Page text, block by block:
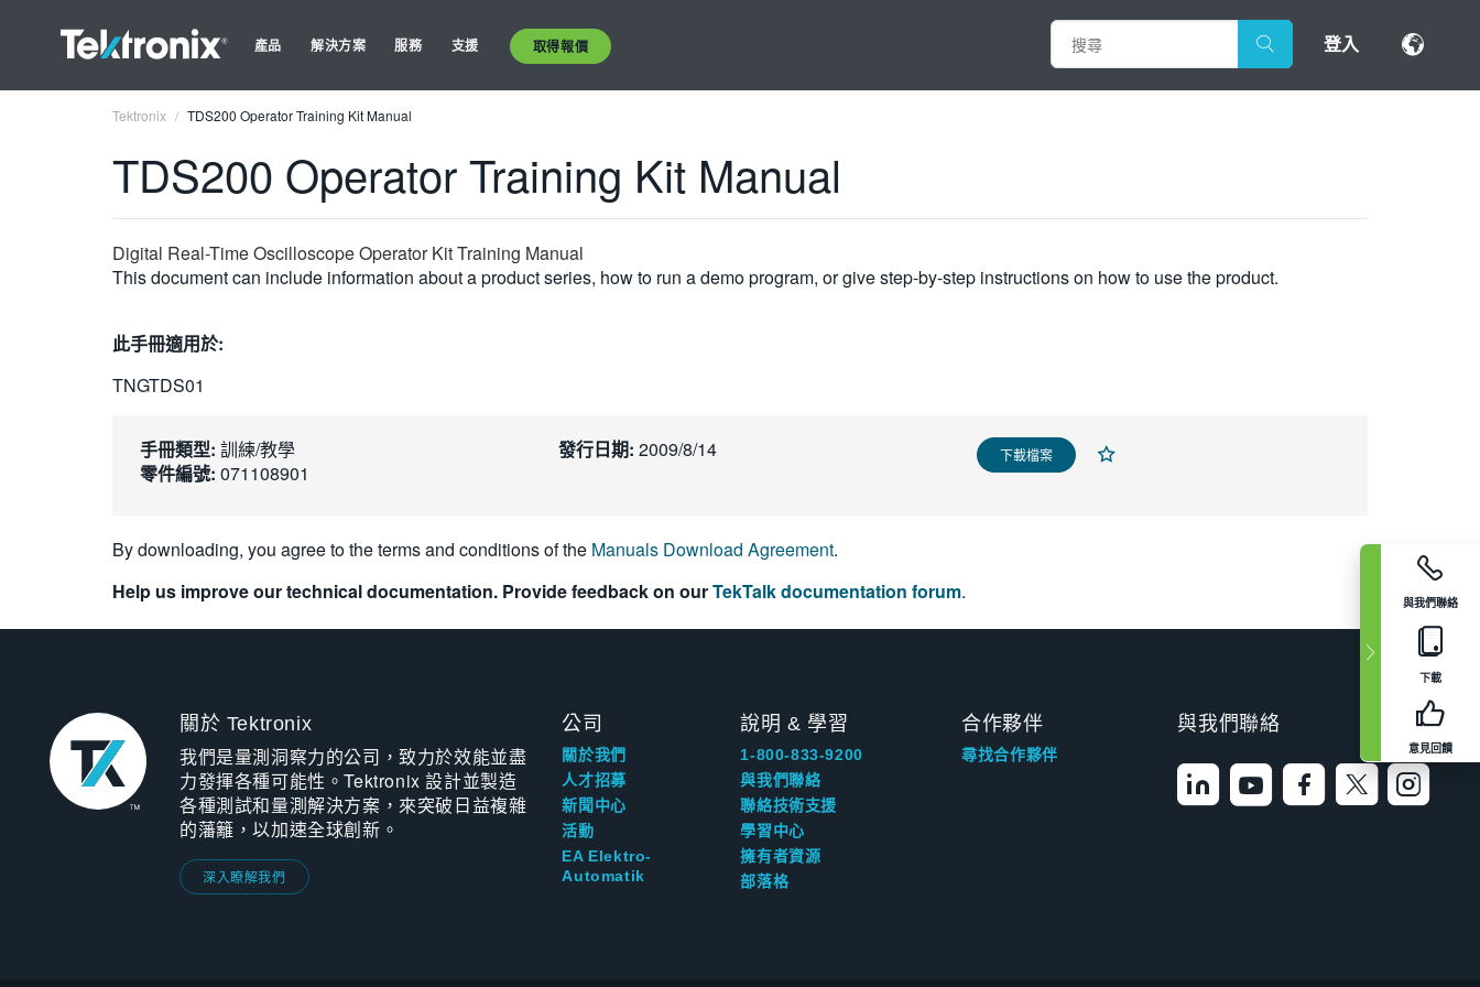
產品 解決方案 服務 支援 取得報價 登入
與我們聯絡
下載
意見回饋
Tektronix TDS200 Operator Training Kit Manual
TDS200 Operator Training Kit Manual
Digital Real-Time Oscilloscope Operator Kit Training Manual
This document can include information about a product series, how to run a demo program, or give step-by-step instructions on how to use the product.
此手冊適用於:
TNGTDS01
手冊類型: 訓練/教學
零件編號: 071108901
發行日期: 2009/8/14 下載檔案
By downloading, you agree to the terms and conditions of the Manuals Download Agreement.
Help us improve our technical documentation. Provide feedback on ourTekTalk documentation forum.
關於 Tektronix
我們是量測洞察力的公司，致力於效能並盡
力發揮各種可能性。Tektronix 設計並製造
各種測試和量測解決方案，來突破日益複雜
的藩籬，以加速全球創新。
深入瞭解我們
公司
關於我們
人才招募
新聞中心
活動
EA Elektro-
Automatik
說明 & 學習
1-800-833-9200
與我們聯絡
聯絡技術支援
學習中心
擁有者資源
部落格
合作夥伴
尋找合作夥伴
與我們聯絡